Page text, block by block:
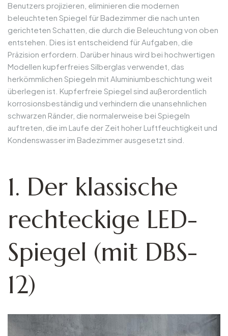
Benutzers projizieren, eliminieren die modernen
beleuchteten Spiegel für Badezimmer die nach unten
gerichteten Schatten, die durch die Beleuchtung von oben
entstehen. Dies ist entscheidend für Aufgaben, die
Präzision erfordern. Darüber hinaus wird bei hochwertigen
Modellen kupferfreies Silberglas verwendet, das
herkömmlichen Spiegeln mit Aluminiumbeschichtung weit
überlegen ist. Kupferfreie Spiegel sind außerordentlich
korrosionsbeständig und verhindern die unansehnlichen
schwarzen Ränder, die normalerweise bei Spiegeln
auftreten, die im Laufe der Zeit hoher Luftfeuchtigkeit und
Kondenswasser im Badezimmer ausgesetzt sind.
1. Der klassische
rechteckige LED-
Spiegel (mit DBS-
12)